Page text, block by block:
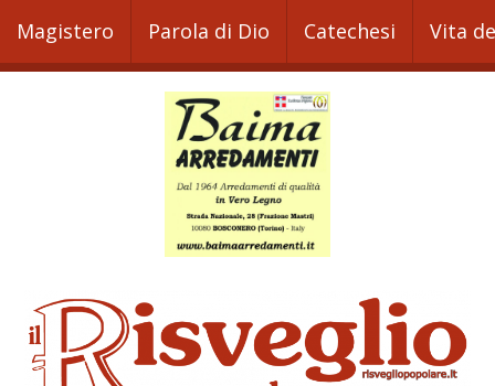
Magistero Parola di Dio Catechesi Vita